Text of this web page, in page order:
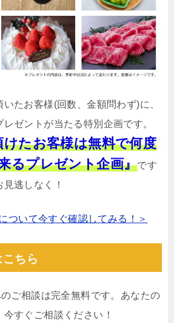
たお客様(回数、金額問わず)に、
ゼントが当たる特別企画です。
けたお客様は無料で何度
るプレゼント企画』です
逃しなく！
ついて今すぐ確認してみる！＞
ちら
ご相談は完全無料です。あなたの
すぐご相談ください！